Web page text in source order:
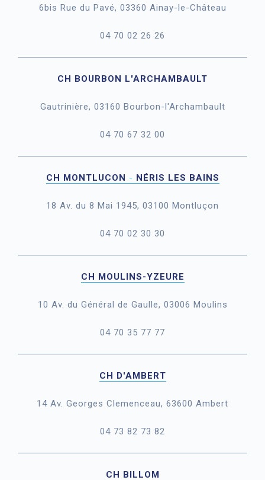
6bis Rue du Pavé, 03360 Ainay-le-Château
04 70 02 26 26
CH BOURBON L'ARCHAMBAULT
Gautrinière, 03160 Bourbon-l'Archambault
04 70 67 32 00
CH MONTLUCON - NÉRIS LES BAINS
18 Av. du 8 Mai 1945, 03100 Montluçon
04 70 02 30 30
CH MOULINS-YZEURE
10 Av. du Général de Gaulle, 03006 Moulins
04 70 35 77 77
CH D'AMBERT
14 Av. Georges Clemenceau, 63600 Ambert
04 73 82 73 82
CH BILLOM